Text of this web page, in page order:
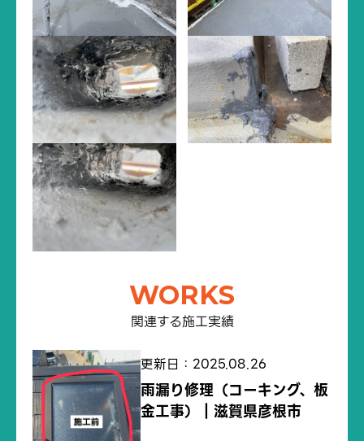
WORKS
関連する施工実績
更新日：2025.08.26
雨漏り修理（コーキング、板
金工事）｜滋賀県彦根市